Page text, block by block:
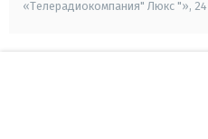
«Телерадиокомпания" Люкс "»,